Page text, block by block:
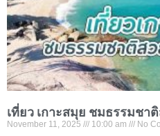
เที่ยว เกาะสมุย ชมธรรมชา
November 11, 2025 10:00 am No